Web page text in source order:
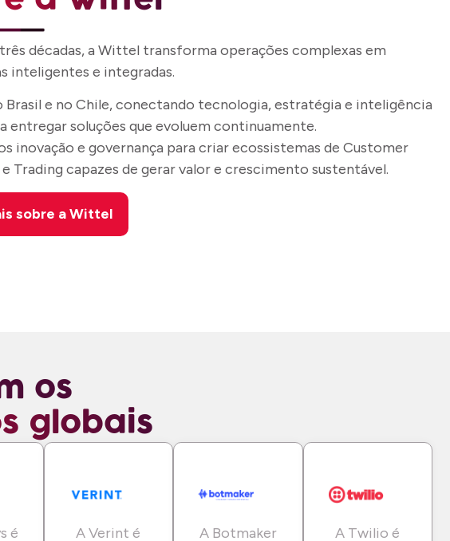
décadas, a Wittel transforma operações complexas em
inteligentes e integradas.
Brasil e no Chile, conectando tecnologia, estratégia e inteligência
entregar soluções que evoluem continuamente.
inovação e governança para criar ecossistemas de Customer
Trading capazes de gerar valor e crescimento sustentável.
sobre a Wittel
os
globais
é
A Verint é
A Botmaker
A Twilio é